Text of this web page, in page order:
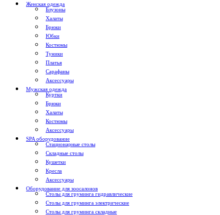
Женская одежда
Блузоны
Халаты
Брюки
Юбки
Костюмы
Туники
Платья
Сарафаны
Аксессуары
Мужская одежда
Куртки
Брюки
Халаты
Костюмы
Аксессуары
SPA оборудование
Стационарные столы
Складные столы
Кушетки
Кресла
Аксессуары
Оборудование для зоосалонов
Столы для груминга гидравлические
Столы для груминга электрические
Столы для груминга складные